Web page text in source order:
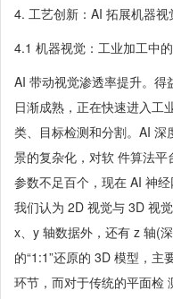
4. 工艺创新：AI 拓展机器
4.1 机器视觉：工业加工中
AI 带动视觉渗透率提升。
日渐成熟，正在快速进入工
类、目标检测和分割。AI
景的复杂化，对软 件算法
参数不足百个，现在 AI 神
我们认为 2D 视觉与 3D 视
x、y 轴数据外，还有 z 轴(
的“1:1”还原的 3D 模型，
环节，而对于传统的平面检